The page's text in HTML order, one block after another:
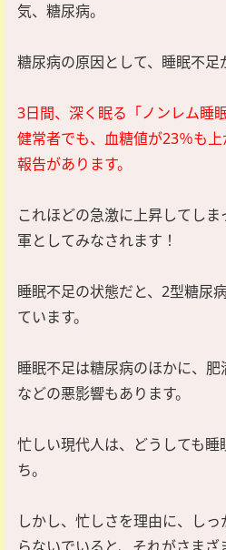
気、糖尿病。
糖尿病の原因として、睡眠不足
3日間、深く眠る「ノンレム睡
健常者でも、血糖値が23％も
報告があります。
これほどの急激に上昇してし
軍としてみなされます！
睡眠不足の状態だと、2型糖尿
ています。
睡眠不足は糖尿病のほかに、
などの悪影響もあります。
忙しい現代人は、どうしても
ち。
しかし、忙しさを理由に、し